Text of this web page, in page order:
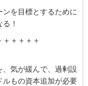
ンを目標とするために
！
＋＋＋＋
気が緩んで、過剰設
もの資本追加が必要